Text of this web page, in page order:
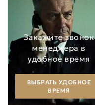
Закажите звонок
менеджера в
удобное время
ВЫБРАТЬ УДОБНОЕ
ВРЕМЯ